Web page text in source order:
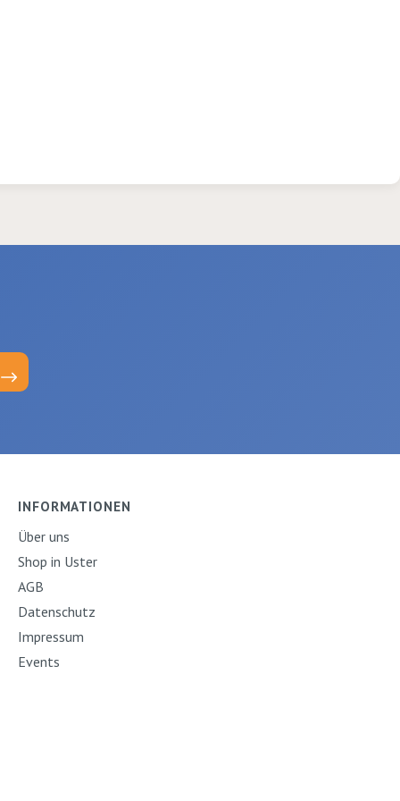
INFORMATIONEN
Über uns
Shop in Uster
AGB
Datenschutz
Impressum
Events